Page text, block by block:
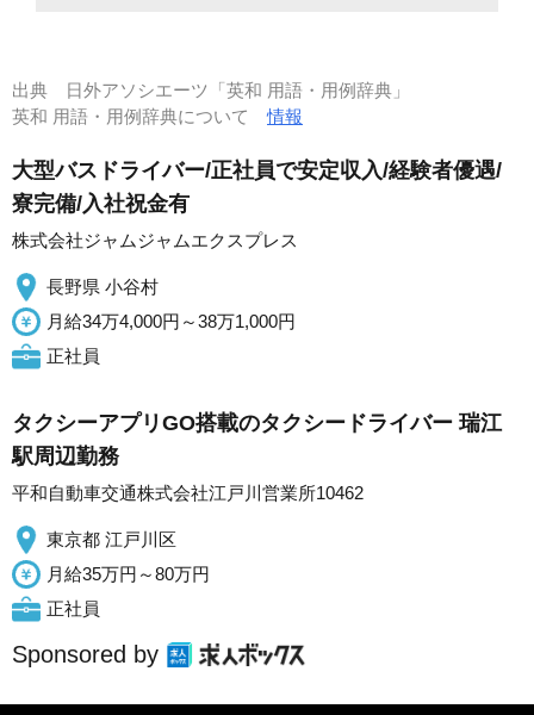
出典
日外アソシエーツ「英和 用語・用例辞典」
英和 用語・用例辞典について情報
大型バスドライバー/正社員で安定収入/経験者優遇/
寮完備/入社祝金有
株式会社ジャムジャムエクスプレス
長野県 小谷村
月給34万4,000円～38万1,000円
正社員
タクシーアプリGO搭載のタクシードライバー 瑞江
駅周辺勤務
平和自動車交通株式会社江戸川営業所10462
東京都 江戸川区
月給35万円～80万円
正社員
Sponsored by